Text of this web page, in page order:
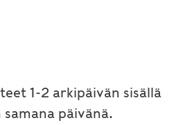
1-2 arkipäivän sisällä
päivänä.